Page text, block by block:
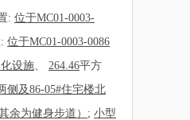
: 位于MC01-0003-
位于MC01-0003-0086
设施、 264.46平方
侧及86-05#住宅楼北
余为健身步道） ; 小型